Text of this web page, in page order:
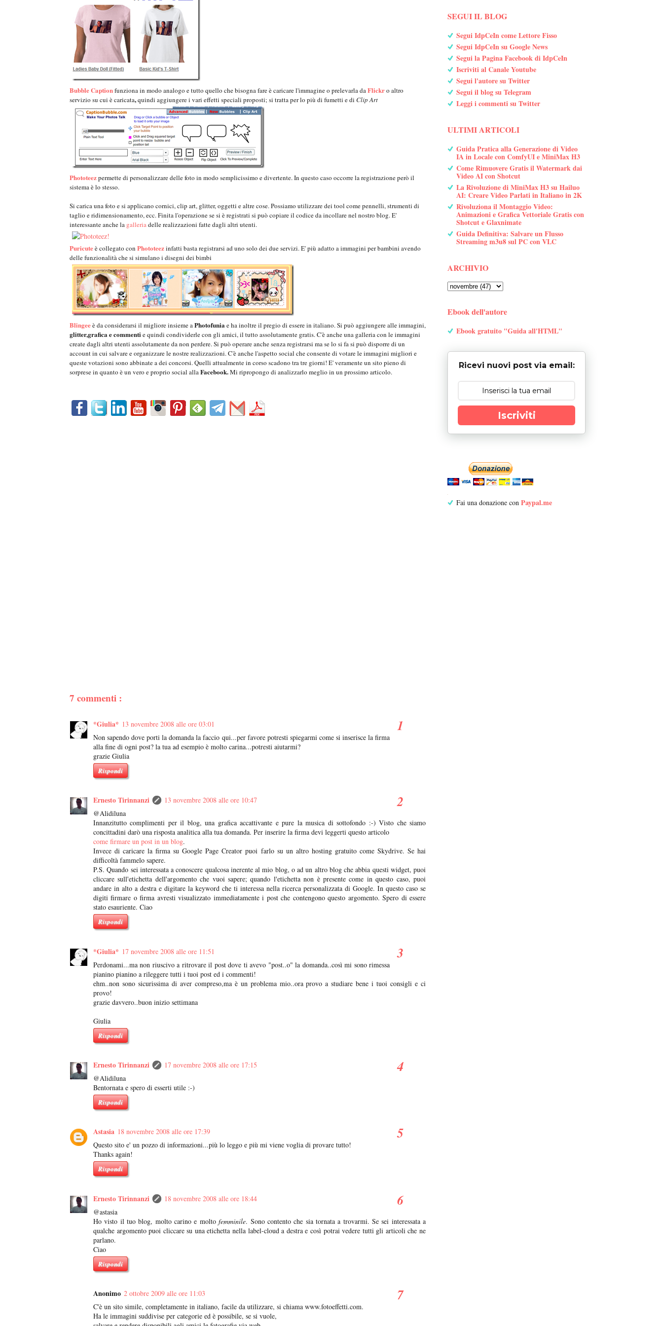
Bubble Captionfunziona in modo analogo e tutto quello che bisogna fare è caricare l'immagine o prelevarla daFlickro altro
servizio su cui è caricata,quindi aggiungere i vari effetti speciali proposti; si tratta per lo più di fumetti e di Clip Art
Phototeezpermette di personalizzare delle foto in modo semplicissimo e divertente. In questo caso occorre la registrazione però il
sistema è lo stesso.
Si carica una foto e si applicano cornici, clip art, glitter, oggetti e altre cose. Possiamo utilizzare dei tool come pennelli, strumenti di
taglio e ridimensionamento, ecc. Finita l'operazione se si è registrati si può copiare il codice da incollare nel nostro blog. E'
interessante anche la galleriadelle realizzazioni fatte dagli altri utenti.
Puricuteè collegato con Phototeezinfatti basta registrarsi ad uno solo dei due servizi. E' più adatto a immagini per bambini avendo
delle funzionalità che si simulano i disegni dei bimbi
Blingeeè da considerarsi il migliore insieme aPhotofuniae ha inoltre il pregio di essere in italiano. Si può aggiungere alle immagini,
glitter,grafica e commentie quindi condividerle con gli amici, il tutto assolutamente gratis. C'è anche una galleria con le immagini
create dagli altri utenti assolutamente da non perdere. Si può operare anche senza registrarsi ma se lo si fa si può disporre di un
account in cui salvare e organizzare le nostre realizzazioni. C'è anche l'aspetto social che consente di votare le immagini migliori e
queste votazioni sono abbinate a dei concorsi. Quelli attualmente in corso scadono tra tre giorni! E' veramente un sito pieno di
sorprese in quanto è un vero e proprio social allaFacebook.Mi ripropongo di analizzarlo meglio in un prossimo articolo.
7 commenti :
*Giulia* 13 novembre 2008 alle ore 03:01
Non sapendo dove porti la domanda la faccio qui...per favore potresti spiegarmi come si inserisce la firma
alla fine di ogni post? la tua ad esempio è molto carina...potresti aiutarmi?
grazie Giulia
Rispondi
Ernesto Tirinnanzi
13 novembre 2008 alle ore 10:47
@Alidiluna
Innanzitutto complimenti per il blog, una grafica accattivante e pure la musica di sottofondo :-) Visto che siamo
concittadini darò una risposta analitica alla tua domanda. Per inserire la firma devi leggerti questo articolo
come firmare un post in un blog.
Invece di caricare la firma su Google Page Creator puoi farlo su un altro hosting gratuito come Skydrive. Se hai
difficoltà fammelo sapere.
P.S. Quando sei interessata a conoscere qualcosa inerente al mio blog, o ad un altro blog che abbia questi widget, puoi
cliccare sull'etichetta dell'argomento che vuoi sapere; quando l'etichetta non è presente come in questo caso, puoi
andare in alto a destra e digitare la keyword che ti interessa nella ricerca personalizzata di Google. In questo caso se
digiti firmare o firma avresti visualizzato immediatamente i post che contengono questo argomento. Spero di essere
stato esauriente. Ciao
Rispondi
*Giulia* 17 novembre 2008 alle ore 11:51
Perdonami...ma non riuscivo a ritrovare il post dove ti avevo "post..o" la domanda..così mi sono rimessa
pianino pianino a rileggere tutti i tuoi post ed i commenti!
ehm..non sono sicurissima di aver compreso,ma è un problema mio..ora provo a studiare bene i tuoi consigli e ci
provo!
grazie davvero..buon inizio settimana
Giulia
Rispondi
Ernesto Tirinnanzi
17 novembre 2008 alle ore 17:15
@Alidiluna
Bentornata e spero di esserti utile :-)
Rispondi
Astasia 18 novembre 2008 alle ore 17:39
Questo sito e' un pozzo di informazioni...più lo leggo e più mi viene voglia di provare tutto!
Thanks again!
Rispondi
Ernesto Tirinnanzi
18 novembre 2008 alle ore 18:44
@astasia
Ho visto il tuo blog, molto carino e moltofemminile. Sono contento che sia tornata a trovarmi. Se sei interessata a
qualche argomento puoi cliccare su una etichetta nella label-cloud a destra e così potrai vedere tutti gli articoli che ne
parlano.
Ciao
Rispondi
Anonimo 2 ottobre 2009 alle ore 11:03
C'è un sito simile, completamente in italiano, facile da utilizzare, si chiama www.fotoeffetti.com.
Ha le immagini suddivise per categorie ed è possibile, se si vuole,
SEGUI IL BLOG
Segui IdpCeIn come Lettore Fisso
Segui IdpCeIn su Google News
Segui la Pagina Facebook di IdpCeIn
Iscriviti al Canale Youtube
Segui l'autore su Twitter
Segui il blog su Telegram
Leggi i commenti su Twitter
ULTIMI ARTICOLI
Guida Pratica alla Generazione di Video
IA in Locale con ComfyUI e MiniMax H3
Come Rimuovere Gratis il Watermark dai
Video AI con Shotcut
La Rivoluzione di MiniMax H3 su Hailuo
AI: Creare Video Parlati in Italiano in 2K
Rivoluziona il Montaggio Video:
Animazioni e Grafica Vettoriale Gratis con
Shotcut e Glaxnimate
Guida Definitiva: Salvare un Flusso
Streaming m3u8 sul PC con VLC
ARCHIVIO
Ebook dell'autore
Ebook gratuito "Guida all'HTML"
Ricevi nuovi post via email:
Iscriviti
Fai una donazione con Paypal.me